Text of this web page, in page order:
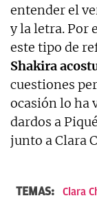
entender el
y la letra. Por
este tipo de
Shakira
cuestiones
ocasión lo ha
dardos a
junto a Clara
TEMAS: Clara